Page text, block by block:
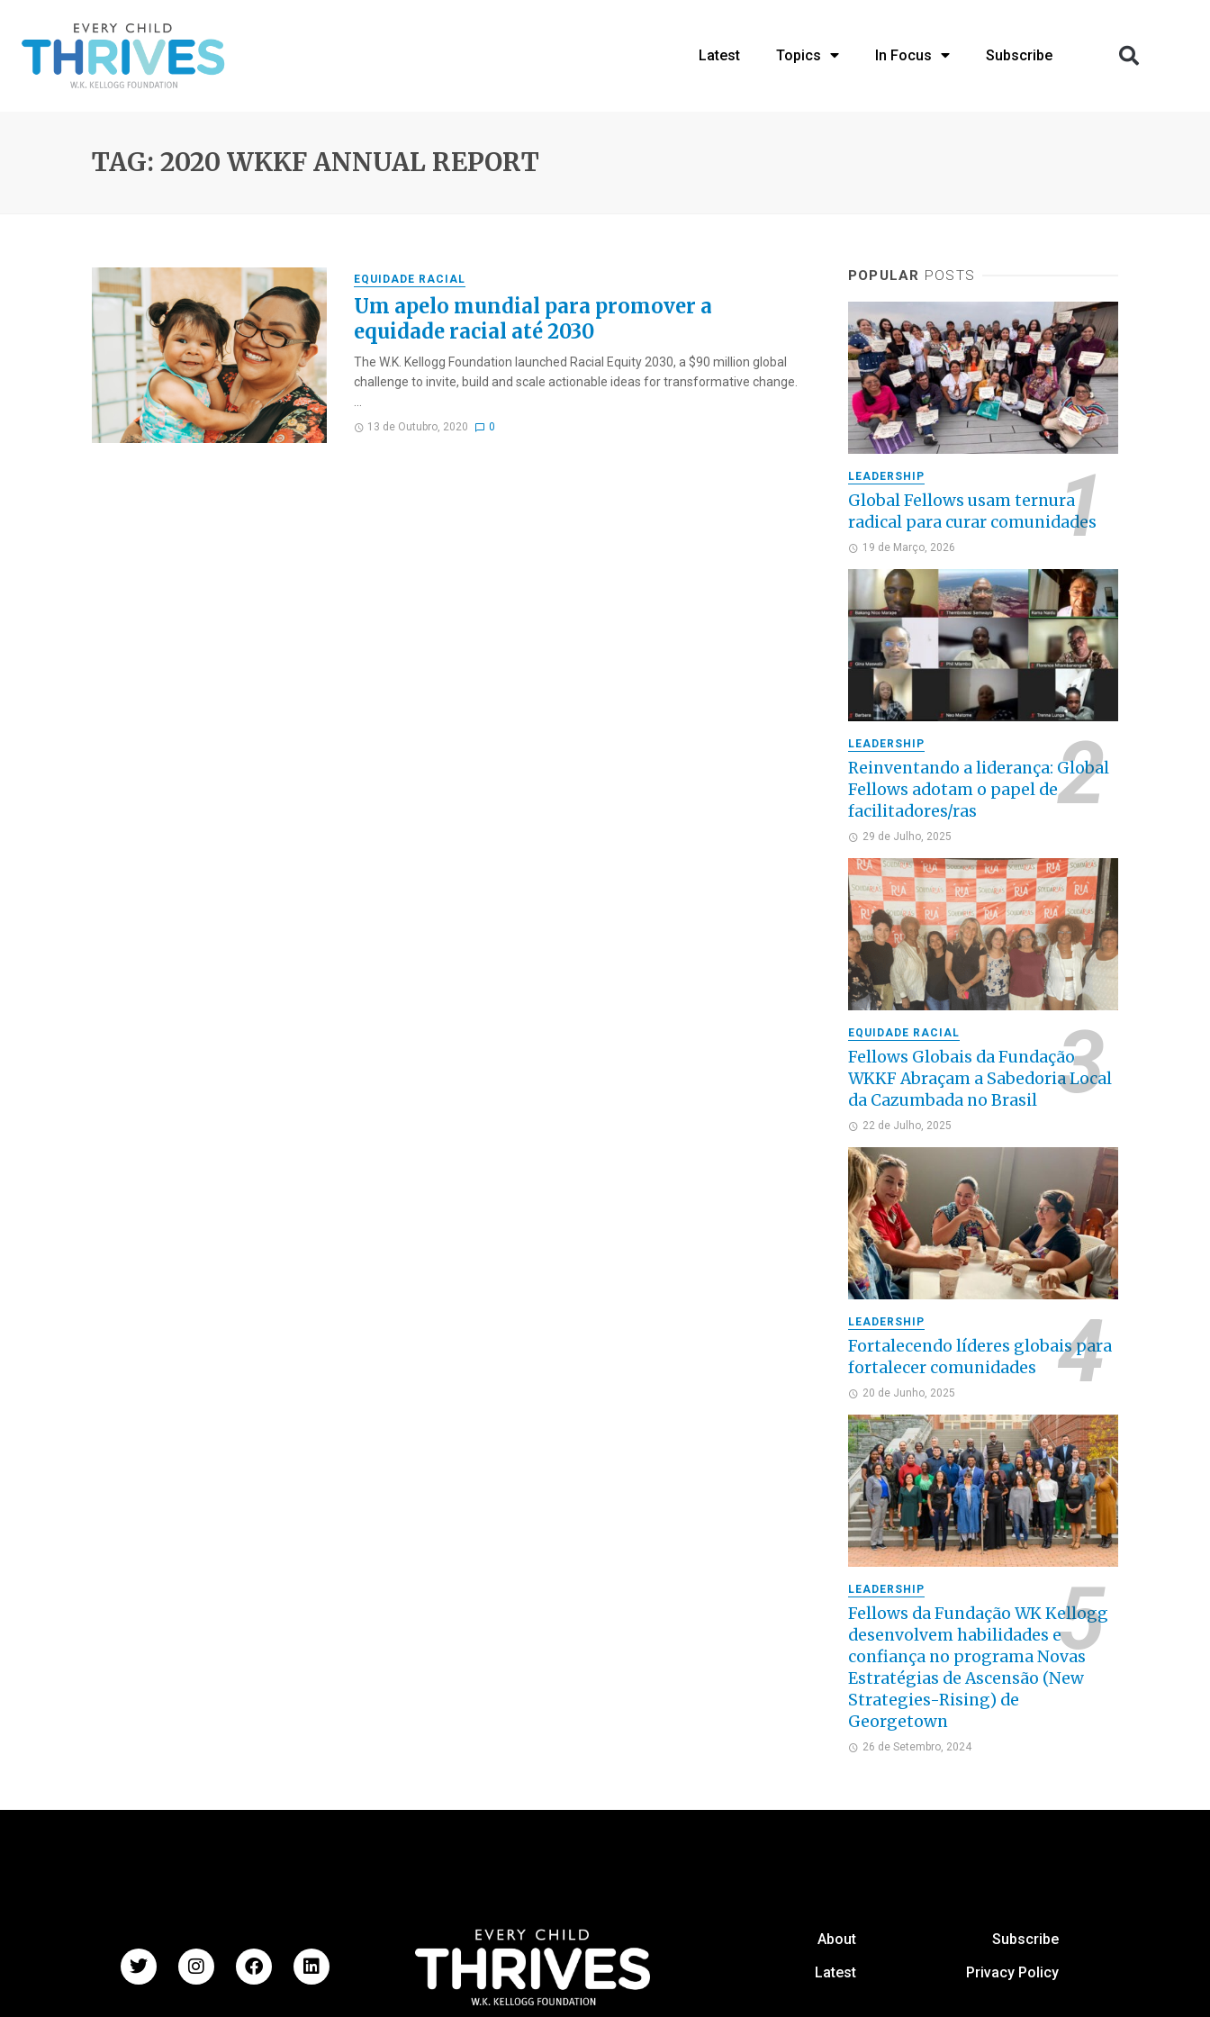
Latest Topics In Focus Subscribe
TAG: 2020 WKKF ANNUAL REPORT
EQUIDADE RACIAL
Um apelo mundial para promover a
equidade racial até 2030
The W.K. Kellogg Foundation launched Racial Equity 2030, a $90 million global
challenge to invite, build and scale actionable ideas for transformative change.
13 de Outubro, 2020 0
POPULAR POSTS
LEADERSHIP
Global Fellows usam ternura
radical para curar comunidades
19 de Março, 2026
LEADERSHIP
Reinventando a liderança: Global
Fellows adotam o papel de
facilitadores/ras
29 de Julho, 2025
EQUIDADE RACIAL
Fellows Globais da Fundação
WKKF Abraçam a Sabedoria Local
da Cazumbada no Brasil
22 de Julho, 2025
LEADERSHIP
Fortalecendo líderes globais para
fortalecer comunidades
20 de Junho, 2025
LEADERSHIP
Fellows da Fundação WK Kellogg
desenvolvem habilidades e
confiança no programa Novas
Estratégias de Ascensão (New
Strategies-Rising) de
Georgetown
26 de Setembro, 2024
About
Latest
Subscribe
Privacy Policy